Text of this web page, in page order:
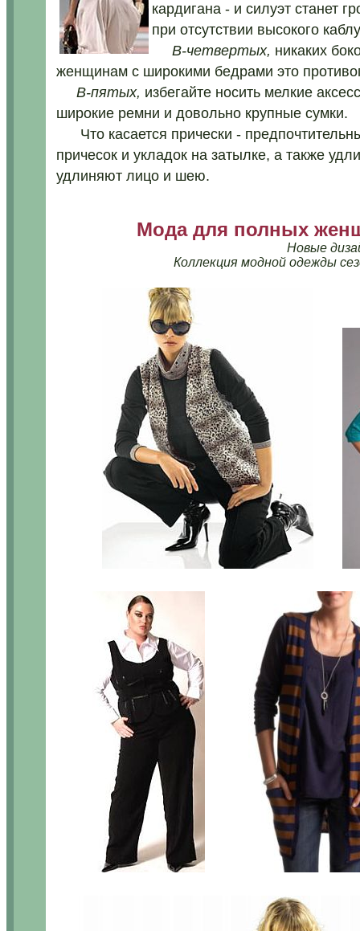
кардигана - и силуэт станет
при отсутствии высокого
В-четвертых, никаких
женщинам с широкими бедрами это
В-пятых, избегайте носить мелкие
широкие ремни и довольно крупные сумки.
Что касается прически -
причесок и укладок на затылке, а также
удлиняют лицо и шею.
Мода для полных
Новые
Коллекция модной одежды
.........